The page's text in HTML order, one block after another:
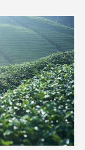
茶ベース（東）」
米茶の原点を見つ
る香ばしさのヒケツ
いえば、「炒ったお